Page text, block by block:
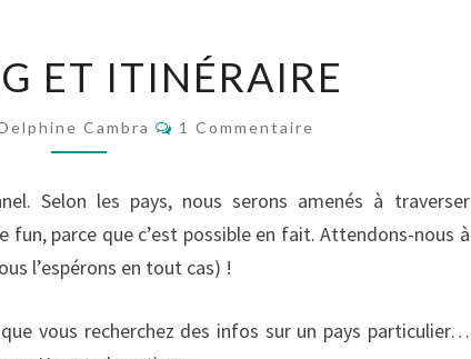
L
N
N
N
G
E
I
ET ITINÉRAIRE
Cambra
C
O
N
A
R
1 Commentaire
Selon les pays, nous serons amenés à traverser
fun, parce que c’est possible en fait. Attendons-nous à
l’espérons en tout cas) !
vous recherchez des infos sur un pays particulier…